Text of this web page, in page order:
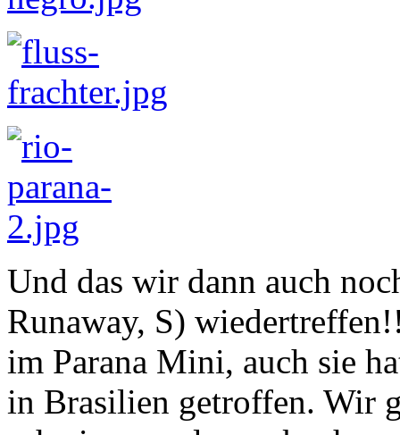
Und das wir dann auch
Runaway, S)
im Parana Mini, auch sie
in Brasilien getroffen. Wir